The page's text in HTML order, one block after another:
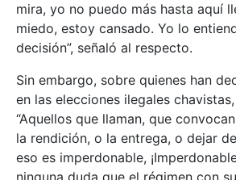
mira, yo no puedo más hasta aquí
miedo, estoy cansado. Yo lo
decisión”, señaló al respecto.
Sin embargo, sobre quienes han
en las elecciones ilegales
“Aquellos que llaman, que
la rendición, o la entrega, o dejar
eso es imperdonable,